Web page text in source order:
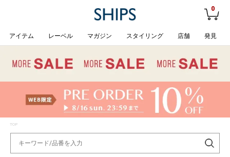
0
アイテム レーベル マガジン スタイリング 店舗 発見
TOP